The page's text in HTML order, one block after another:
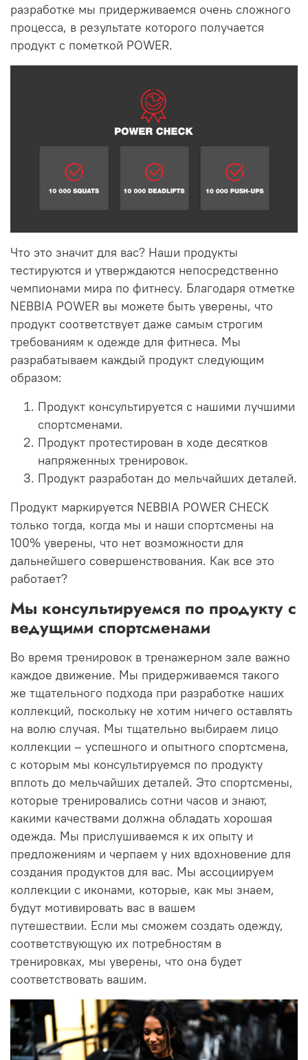
разработке мы придерживаемся очень сложного
процесса, в результате которого получается
продукт с пометкой POWER.
Что это значит для вас? Наши продукты
тестируются и утверждаются непосредственно
чемпионами мира по фитнесу. Благодаря отметке
NEBBIA POWER вы можете быть уверены, что
продукт соответствует даже самым строгим
требованиям к одежде для фитнеса. Мы
разрабатываем каждый продукт следующим
образом:
Продукт консультируется с нашими лучшими
спортсменами.
Продукт протестирован в ходе десятков
напряженных тренировок.
Продукт разработан до мельчайших деталей.
Продукт маркируется NEBBIA POWER CHECK
только тогда, когда мы и наши спортсмены на
100% уверены, что нет возможности для
дальнейшего совершенствования. Как все это
работает?
Мы консультируемся по продукту с
ведущими спортсменами
Во время тренировок в тренажерном зале важно
каждое движение. Мы придерживаемся такого
же тщательного подхода при разработке наших
коллекций, поскольку не хотим ничего оставлять
на волю случая. Мы тщательно выбираем лицо
коллекции – успешного и опытного спортсмена,
с которым мы консультируемся по продукту
вплоть до мельчайших деталей. Это спортсмены,
которые тренировались сотни часов и знают,
какими качествами должна обладать хорошая
одежда. Мы прислушиваемся к их опыту и
предложениям и черпаем у них вдохновение для
создания продуктов для вас. Мы ассоциируем
коллекции с иконами, которые, как мы знаем,
будут мотивировать вас в вашем
путешествии. Если мы сможем создать одежду,
соответствующую их потребностям в
тренировках, мы уверены, что она будет
соответствовать вашим.